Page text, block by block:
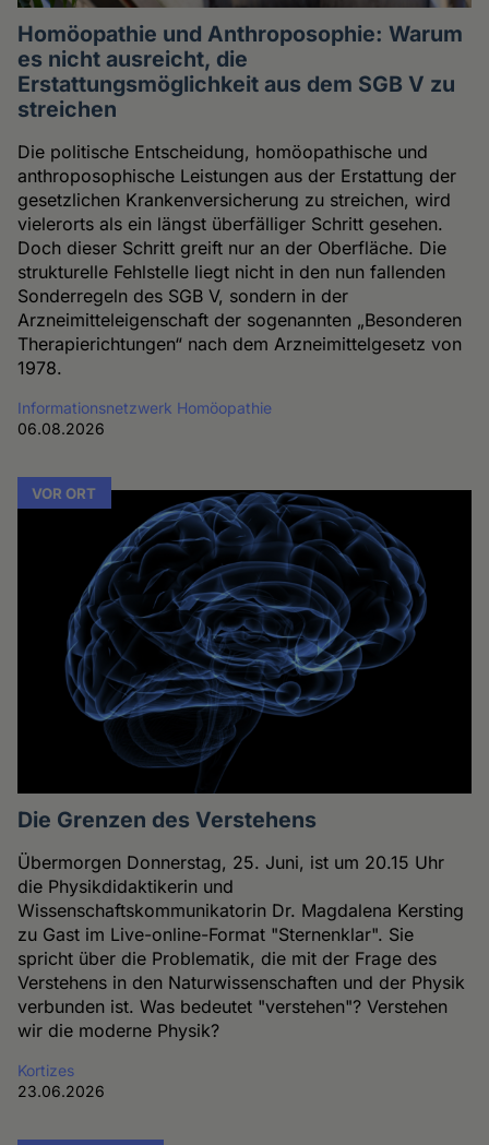
Homöopathie und Anthroposophie: Warum
es nicht ausreicht, die
Erstattungsmöglichkeit aus dem SGB V zu
streichen
Die politische Entscheidung, homöopathische und
anthroposophische Leistungen aus der Erstattung der
gesetzlichen Krankenversicherung zu streichen, wird
vielerorts als ein längst überfälliger Schritt gesehen.
Doch dieser Schritt greift nur an der Oberfläche. Die
strukturelle Fehlstelle liegt nicht in den nun fallenden
Sonderregeln des SGB V, sondern in der
Arzneimitteleigenschaft der sogenannten „Besonderen
Therapierichtungen“ nach dem Arzneimittelgesetz von
1978.
Informationsnetzwerk Homöopathie
06.08.2026
VOR ORT
Die Grenzen des Verstehens
Übermorgen Donnerstag, 25. Juni, ist um 20.15 Uhr
die Physikdidaktikerin und
Wissenschaftskommunikatorin Dr. Magdalena Kersting
zu Gast im Live-online-Format "Sternenklar". Sie
spricht über die Problematik, die mit der Frage des
Verstehens in den Naturwissenschaften und der Physik
verbunden ist. Was bedeutet "verstehen"? Verstehen
wir die moderne Physik?
Kortizes
23.06.2026